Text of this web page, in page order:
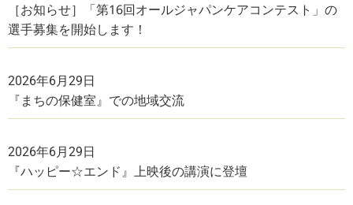
［お知らせ］「第16回オールジャパンケアコンテスト」の
選手募集を開始します！
2026年6月29日
『まちの保健室』での地域交流
2026年6月29日
『ハッピー☆エンド』上映後の講演に登壇